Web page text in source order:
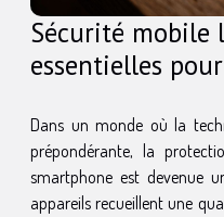
Sécurité mobile
essentielles
smartphone
Dans un monde où la
prépondérante, la
smartphone est devenue
appareils recueillent une